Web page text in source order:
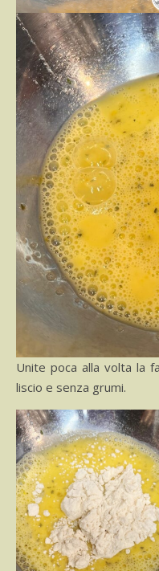
Unite poca alla volta la
liscio e senza grumi.